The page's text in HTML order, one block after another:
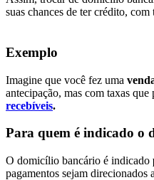
suas chances de ter crédito,
Exemplo
Imagine que você fez uma
antecipação, mas com taxas
recebíveis.
Para quem é indicado o
O domicílio bancário é indicado
pagamentos sejam direcionados